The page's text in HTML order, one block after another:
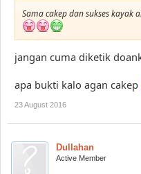
Sama cakep dan sukses kayak
jangan cuma diketik
apa bukti kalo agan cakep
23 August 2016
Dullahan
Active Member